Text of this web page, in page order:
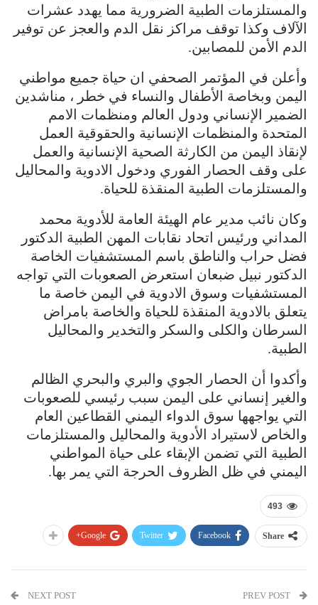
والمستلزمات الطبية الضرورية مما يهدد عشرات
الآلاف وكذا توقف مراكز نقل الدم والعجز عن توفير
الدم الأمن للمصابين.
وأعلن في المؤتمر الصحفي ان حياة جميع مواطني
اليمن وبخاصة الأطفال والنساء في خطر ، مناشدين
الضمير الإنساني ودول العالم ومنظمات الامم
المتحدة والمنظمات الإنسانية والحقوقية العمل
لإنقاذ اليمن من الكارثة الصحية الإنسانية والعمل
على وقف الحصار الفوري ودخول الادوية والمحاليل
والمستلزمات الطبية المنقذة للحياة.
وكان نائب مدير عام الهيئة العامة للأدوية محمد
المداني ورئيس اتحاد نقابات المهن الطبية الدكتور
فضل حراب والناطق باسم المستشفيات الخاصة
الدكتور نبيل ضبعان استعرض الصعوبات التي تواجه
المستشفيات وسوق الادوية في اليمن خاصة ما
يتعلق بالادوية المنقذة للحياة والخاصة بامراض
السرطان والكلى والسكر والتخدير والمحاليل
الطبية.
وأكدوا أن الحصار الجوي والبري والبحري الظالم
والغير إنساني على اليمن سبب رئيسي للصعوبات
التي يواجهها سوق الدواء اليمني القطاعين العام
والخاص لاستيراد الأدوية والمحاليل والمستلزمات
الطبية التي تضمن الإبقاء على حياة المواطني
اليمني في ظل الظروف الحرجة التي يمر بها.
493
Share
Facebook
Twitter
Google+
NEXT POST